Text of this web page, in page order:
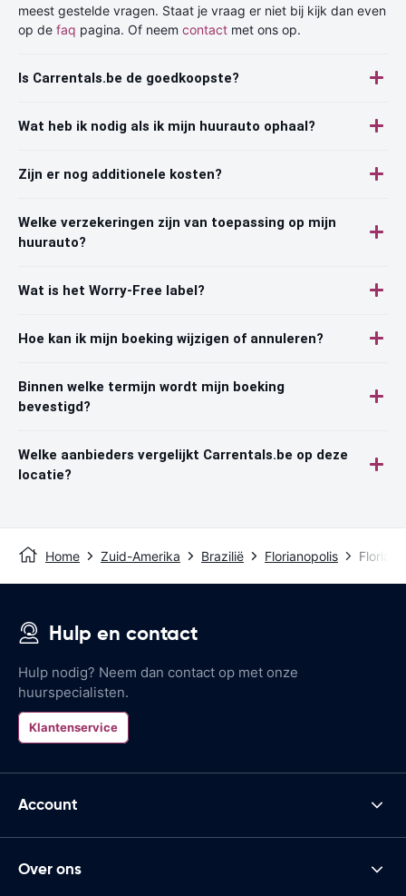
meest gestelde vragen. Staat je vraag er niet bij kijk dan even
op de faq pagina. Of neem contact met ons op.
Is Carrentals.be de goedkoopste?
Wat heb ik nodig als ik mijn huurauto ophaal?
Zijn er nog additionele kosten?
Welke verzekeringen zijn van toepassing op mijn
huurauto?
Wat is het Worry-Free label?
Hoe kan ik mijn boeking wijzigen of annuleren?
Binnen welke termijn wordt mijn boeking
bevestigd?
Welke aanbieders vergelijkt Carrentals.be op deze
locatie?
Home Zuid-Amerika Brazilië Florianopolis
Hulp en contact
Hulp nodig? Neem dan contact op met onze
huurspecialisten.
Klantenservice
Account
Over ons